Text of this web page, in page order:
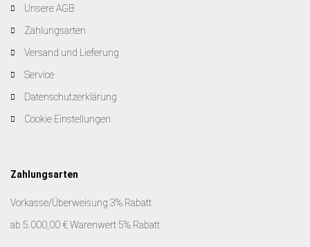
Unsere AGB
Zahlungsarten
Versand und Lieferung
Service
Datenschutzerklärung
Cookie Einstellungen
Zahlungsarten
Vorkasse/Überweisung 3% Rabatt
ab 5.000,00 € Warenwert 5% Rabatt